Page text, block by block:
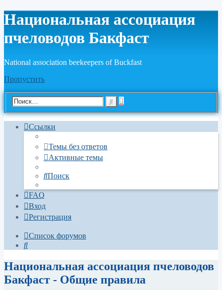
Национальная ассоциация
пчеловодов Бакфаст
National association beekeepers of Buckfast
Пропустить
Расширенный
Ссылки
Темы без ответов
Активные темы
Поиск
FAQ
Вход
Регистрация
Список форумов
Поиск
Национальная ассоциация пчеловодов
Бакфаст - Общие правила